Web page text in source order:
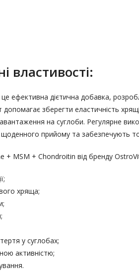
властивості:
ефективна дієтична добавка,
зберегти еластичність
на суглоби. Регулярне
щоденного прийому та забезпечують
+ MSM + Chondroitin від бренду
хряща;
у суглобах;
активністю;